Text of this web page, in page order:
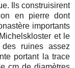
Ils construisirent
en pierre dont
importants
et le
ruines assez
portant la trace